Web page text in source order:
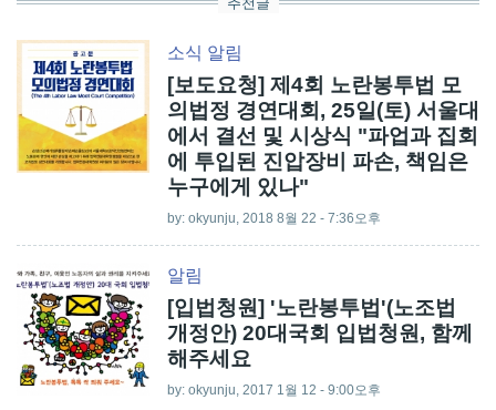
소식 알림
[보도요청] 제4회 노란봉투법 모
의법정 경연대회, 25일(토) 서울대
에서 결선 및 시상식 "파업과 집회
에 투입된 진압장비 파손, 책임은
누구에게 있나"
by: okyunju, 2018 8월 22 - 7:36오후
알림
[입법청원] '노란봉투법'(노조법
개정안) 20대국회 입법청원, 함께
해주세요
by: okyunju, 2017 1월 12 - 9:00오후